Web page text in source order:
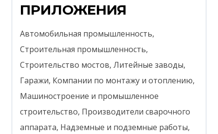
ПРИЛОЖЕНИЯ
Автомобильная промышленность,
Строительная промышленность,
Строительство мостов, Литейные заводы,
Гаражи, Компании по монтажу и отоплению,
Машиностроение и промышленное
строительство, Производители сварочного
аппарата, Надземные и подземные работы,